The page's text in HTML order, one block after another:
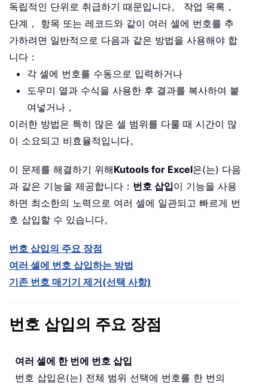
독립적인 단위로 취급하기 때문입니다。 작업 목록，
단계， 항목 또는 레코드와 같이 여러 셀에 번호를 추
가하려면 일반적으로 다음과 같은 방법을 사용해야 합
니다：
각 셀에 번호를 수동으로 입력하거나
도우미 열과 수식을 사용한 후 결과를 복사하여 붙
여넣거나，
이러한 방법은 특히 많은 셀 범위를 다룰 때 시간이 많
이 소요되고 비효율적입니다。
이 문제를 해결하기 위해Kutools for Excel은(는) 다음
과 같은 기능을 제공합니다： 번호 삽입이 기능을 사용
하면 최소한의 노력으로 여러 셀에 일관되고 빠르게 번
호 삽입할 수 있습니다。
번호 삽입의 주요 장점
여러 셀에 번호 삽입하는 방법
기존 번호 매기기 제거(선택 사항)
번호 삽입의 주요 장점
여러 셀에 한 번에 번호 삽입
번호 삽입은(는) 전체 범위 선택에 번호를 한 번의